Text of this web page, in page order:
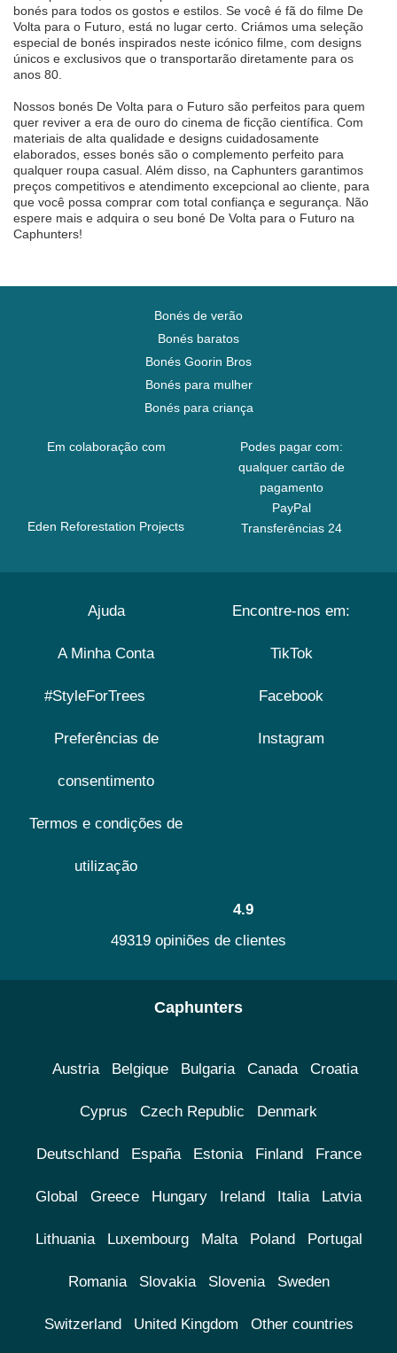
bonés para todos os gostos e estilos. Se você é fã do filme De
Volta para o Futuro, está no lugar certo. Criámos uma seleção
especial de bonés inspirados neste icónico filme, com designs
únicos e exclusivos que o transportarão diretamente para os
anos 80.
Nossos bonés De Volta para o Futuro são perfeitos para quem
quer reviver a era de ouro do cinema de ficção científica. Com
materiais de alta qualidade e designs cuidadosamente
elaborados, esses bonés são o complemento perfeito para
qualquer roupa casual. Além disso, na Caphunters garantimos
preços competitivos e atendimento excepcional ao cliente, para
que você possa comprar com total confiança e segurança. Não
espere mais e adquira o seu boné De Volta para o Futuro na
Caphunters!
Bonés de verão
Bonés baratos
Bonés Goorin Bros
Bonés para mulher
Bonés para criança
Em colaboração com
Eden Reforestation Projects
Podes pagar com:
qualquer cartão de
pagamento
PayPal
Transferências 24
Ajuda
A Minha Conta
#StyleForTrees
Preferências de
consentimento
Termos e condições de
utilização
Encontre-nos em:
TikTok
Facebook
Instagram
4.9
49319 opiniões de clientes
Caphunters
Austria Belgique Bulgaria Canada Croatia
Cyprus Czech Republic Denmark
Deutschland España Estonia Finland France
Global Greece Hungary Ireland Italia Latvia
Lithuania Luxembourg Malta Poland Portugal
Romania Slovakia Slovenia Sweden
Switzerland United Kingdom Other countries